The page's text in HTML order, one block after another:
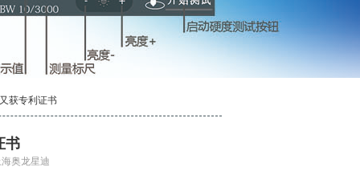
获专利证书
书
奥龙星迪